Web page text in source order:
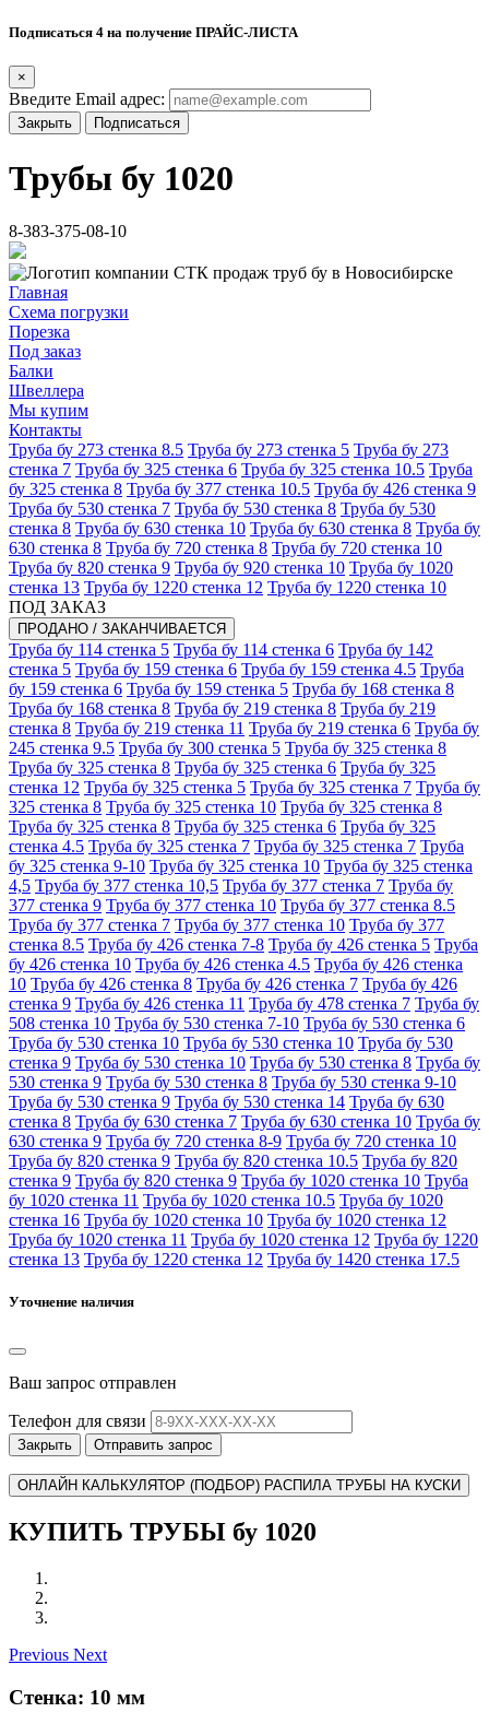
Подписаться 4 на получение ПРАЙС-ЛИСТА
×
Введите Email адрес:
Закрыть Подписаться
Трубы бу 1020
8-383-375-08-10
Главная
Схема погрузки
Порезка
Под заказ
Балки
Швеллера
Мы купим
Контакты
Труба бу 273 стенка 8.5 Труба бу 273 стенка 5 Труба бу 273
стенка 7 Труба бу 325 стенка 6 Труба бу 325 стенка 10.5 Труба
бу 325 стенка 8 Труба бу 377 стенка 10.5 Труба бу 426 стенка 9
Труба бу 530 стенка 7 Труба бу 530 стенка 8 Труба бу 530
стенка 8 Труба бу 630 стенка 10 Труба бу 630 стенка 8 Труба бу
630 стенка 8 Труба бу 720 стенка 8 Труба бу 720 стенка 10
Труба бу 820 стенка 9 Труба бу 920 стенка 10 Труба бу 1020
стенка 13 Труба бу 1220 стенка 12 Труба бу 1220 стенка 10
ПОД ЗАКАЗ
ПРОДАНО / ЗАКАНЧИВАЕТСЯ
Труба бу 114 стенка 5 Труба бу 114 стенка 6 Труба бу 142
стенка 5 Труба бу 159 стенка 6 Труба бу 159 стенка 4.5 Труба
бу 159 стенка 6 Труба бу 159 стенка 5 Труба бу 168 стенка 8
Труба бу 168 стенка 8 Труба бу 219 стенка 8 Труба бу 219
стенка 8 Труба бу 219 стенка 11 Труба бу 219 стенка 6 Труба бу
245 стенка 9.5 Труба бу 300 стенка 5 Труба бу 325 стенка 8
Труба бу 325 стенка 8 Труба бу 325 стенка 6 Труба бу 325
стенка 12 Труба бу 325 стенка 5 Труба бу 325 стенка 7 Труба бу
325 стенка 8 Труба бу 325 стенка 10 Труба бу 325 стенка 8
Труба бу 325 стенка 8 Труба бу 325 стенка 6 Труба бу 325
стенка 4.5 Труба бу 325 стенка 7 Труба бу 325 стенка 7 Труба
бу 325 стенка 9-10 Труба бу 325 стенка 10 Труба бу 325 стенка
4,5 Труба бу 377 стенка 10,5 Труба бу 377 стенка 7 Труба бу
377 стенка 9 Труба бу 377 стенка 10 Труба бу 377 стенка 8.5
Труба бу 377 стенка 7 Труба бу 377 стенка 10 Труба бу 377
стенка 8.5 Труба бу 426 стенка 7-8 Труба бу 426 стенка 5 Труба
бу 426 стенка 10 Труба бу 426 стенка 4.5 Труба бу 426 стенка
10 Труба бу 426 стенка 8 Труба бу 426 стенка 7 Труба бу 426
стенка 9 Труба бу 426 стенка 11 Труба бу 478 стенка 7 Труба бу
508 стенка 10 Труба бу 530 стенка 7-10 Труба бу 530 стенка 6
Труба бу 530 стенка 10 Труба бу 530 стенка 10 Труба бу 530
стенка 9 Труба бу 530 стенка 10 Труба бу 530 стенка 8 Труба бу
530 стенка 9 Труба бу 530 стенка 8 Труба бу 530 стенка 9-10
Труба бу 530 стенка 9 Труба бу 530 стенка 14 Труба бу 630
стенка 8 Труба бу 630 стенка 7 Труба бу 630 стенка 10 Труба бу
630 стенка 9 Труба бу 720 стенка 8-9 Труба бу 720 стенка 10
Труба бу 820 стенка 9 Труба бу 820 стенка 10.5 Труба бу 820
стенка 9 Труба бу 820 стенка 9 Труба бу 1020 стенка 10 Труба
бу 1020 стенка 11 Труба бу 1020 стенка 10.5 Труба бу 1020
стенка 16 Труба бу 1020 стенка 10 Труба бу 1020 стенка 12
Труба бу 1020 стенка 11 Труба бу 1020 стенка 12 Труба бу 1220
стенка 13 Труба бу 1220 стенка 12 Труба бу 1420 стенка 17.5
Уточнение наличия
Ваш запрос отправлен
Телефон для связи
Закрыть Отправить запрос
ОНЛАЙН КАЛЬКУЛЯТОР (ПОДБОР) РАСПИЛА ТРУБЫ НА КУСКИ
КУПИТЬ ТРУБЫ бу 1020
Previous Next
Стенка: 10 мм